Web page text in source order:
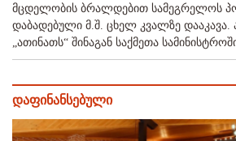
მცდელობის ბრალდებით სამეგრელოს
დაბადებული მ.შ. ცხელ კვალზე დააკავა.
„ათინათს“ შინაგან საქმეთა
დაფინანსებული